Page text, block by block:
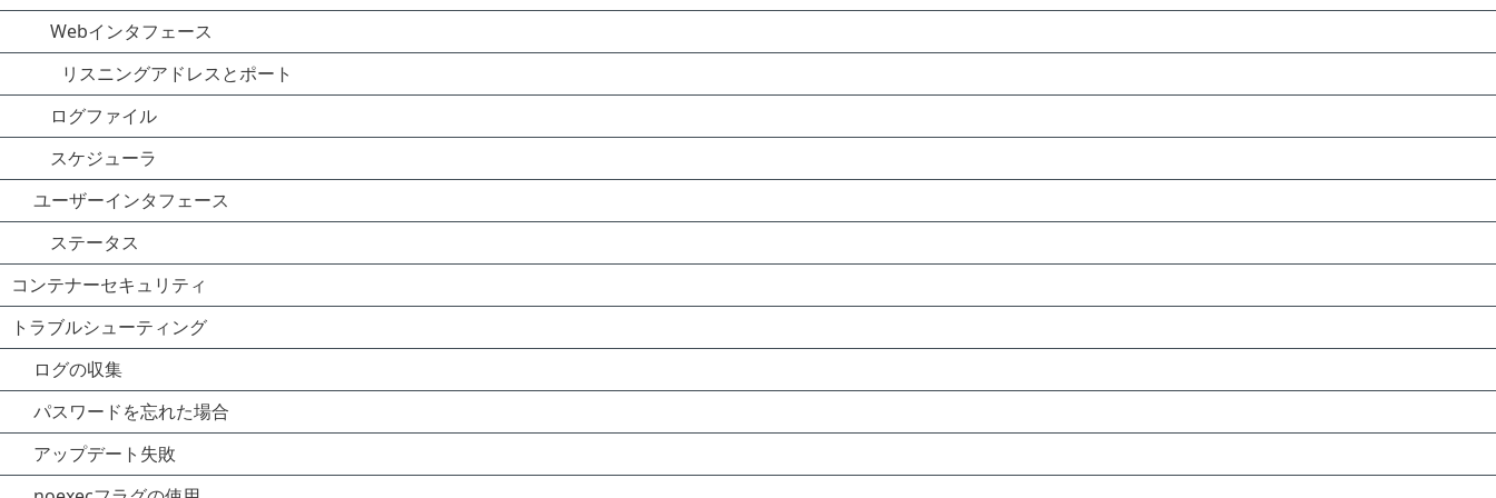
Webインタフェース
リスニングアドレスとポート
ログファイル
スケジューラ
ユーザーインタフェース
ステータス
コンテナーセキュリティ
トラブルシューティング
ログの収集
パスワードを忘れた場合
アップデート失敗